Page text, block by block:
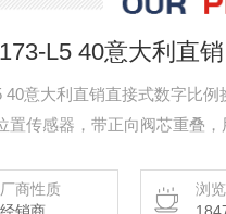
L5 40意大利直销
意大利直销直接式数字比例
传感器，带正向阀芯重叠
端口
厂商性质
浏